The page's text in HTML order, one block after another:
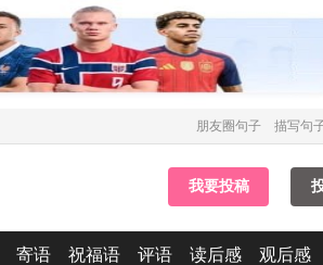
描写句
朋友圈句子
我要投稿
寄语 祝福语 评语 读后感 观后感